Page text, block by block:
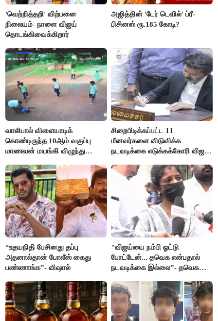
'வெற்றித்தறி' விற்பனை
நிலையம்- நாளை விஜய்
தொடங்கிவைக்கிறார்
அஜித்தின் 'டேர் டெவில்' ப்ரீ-
பிசினஸ் ரூ.185 கோடி?
வாலிபால் விளையாடிக்
கொண்டிருந்த 10ஆம் வகுப்பு
மாணவன் மயங்கி விழுந்து
சிறைபிடிக்கப்பட்ட 11
மீனவர்களை விடுவிக்க
நடவடிக்கை எடுக்கக்கோரி விஜய்
“உதயநிதி பேசினது தப்பு
அதனால்தான் போலீஸ் கைது
பண்ணாங்க”- விஷால்
"விஜய்யை நம்பி ஓட்டு
போட்டேன்... தவெக என்பதால்
நடவடிக்கை இல்லை”- தவெக
கதறல்